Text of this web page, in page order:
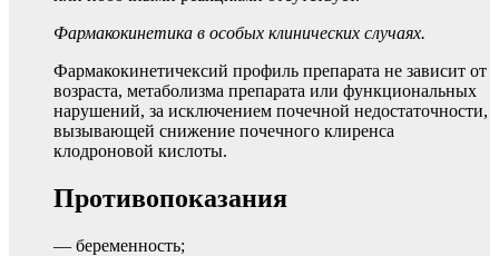
Фармакокинетика в особых клинических случаях.
Фармакокинетичексий профиль препарата не зависит от
возраста, метаболизма препарата или функциональных
нарушений, за исключением почечной недостаточности,
вызывающей снижение почечного клиренса
клодроновой кислоты.
Противопоказания
— беременность;